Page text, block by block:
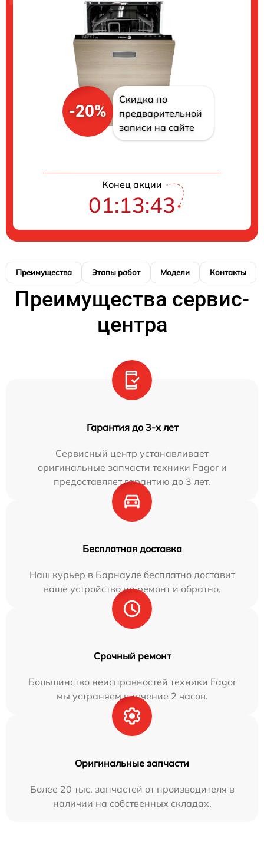
-20%
Скидка по
предварительной
записи на сайте
Конец акции
01:13:42
Преимущества Этапы работ Модели Контакты
Преимущества сервис-
центра
Гарантия до 3-х лет
Сервисный центр устанавливает
оригинальные запчасти техники Fagor и
предоставляет гарантию до 3 лет.
Бесплатная доставка
Наш курьер в Барнауле бесплатно доставит
ваше устройство на ремонт и обратно.
Срочный ремонт
Большинство неисправностей техники Fagor
мы устраняем в течение 2 часов.
Оригинальные запчасти
Более 20 тыс. запчастей от производителя в
наличии на собственных складах.